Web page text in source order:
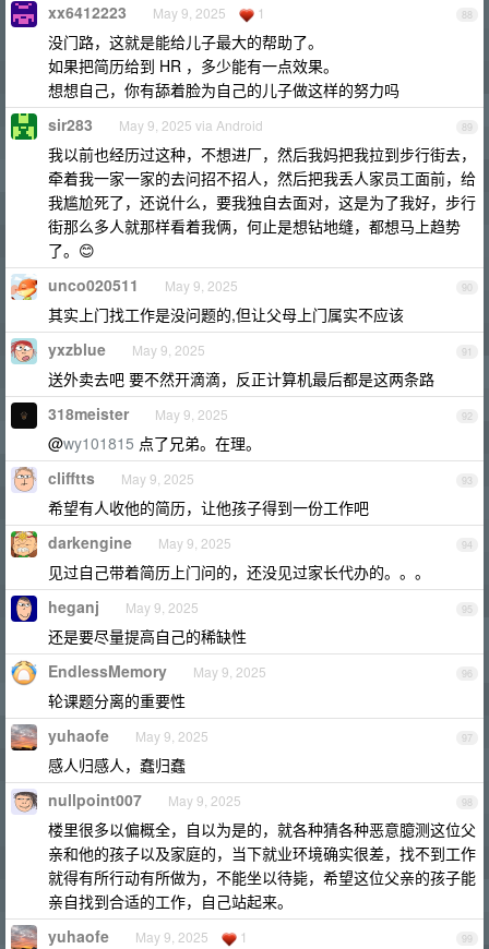
88
xx6412223 May 9, 2025 1
没门路，这就是能给儿子最大的帮助了。
如果把简历给到 HR ，多少能有一点效果。
想想自己，你有舔着脸为自己的儿子做这样的努力吗
89
sir283 May 9, 2025 via Android
我以前也经历过这种，不想进厂，然后我妈把我拉到步行街去，
牵着我一家一家的去问招不招人，然后把我丢人家员工面前，给
我尴尬死了，还说什么，要我独自去面对，这是为了我好，步行
街那么多人就那样看着我俩，何止是想钻地缝，都想马上趋势
了。😊
90
unco020511 May 9, 2025
其实上门找工作是没问题的,但让父母上门属实不应该
91
yxzblue May 9, 2025
送外卖去吧 要不然开滴滴，反正计算机最后都是这两条路
92
318meister May 9, 2025
@wy101815 点了兄弟。在理。
93
clifftts May 9, 2025
希望有人收他的简历，让他孩子得到一份工作吧
94
darkengine May 9, 2025
见过自己带着简历上门问的，还没见过家长代办的。。。
95
heganj May 9, 2025
还是要尽量提高自己的稀缺性
96
EndlessMemory May 9, 2025
轮课题分离的重要性
97
yuhaofe May 9, 2025
感人归感人，蠢归蠢
98
nullpoint007 May 9, 2025
楼里很多以偏概全，自以为是的，就各种猜各种恶意臆测这位父
亲和他的孩子以及家庭的，当下就业环境确实很差，找不到工作
就得有所行动有所做为，不能坐以待毙，希望这位父亲的孩子能
亲自找到合适的工作，自己站起来。
99
yuhaofe May 9, 2025 1